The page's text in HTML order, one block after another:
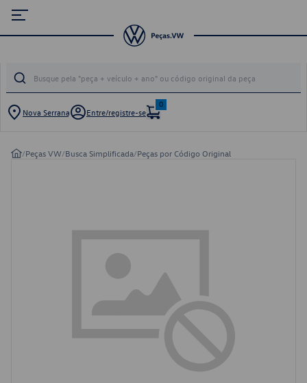
Nova Serrana Entre/registre-se
0
/Peças VW/Busca Simplificada/Peças por Código Original